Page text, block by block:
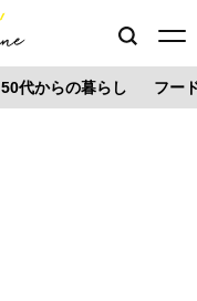
50代からの暮らし フー